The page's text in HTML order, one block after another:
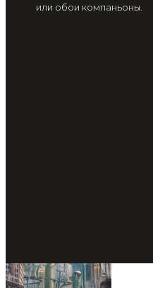
или обои компаньоны.